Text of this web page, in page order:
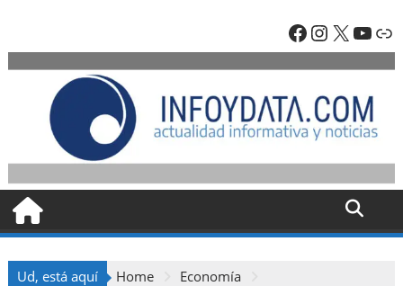
content
Facebook
X
Ud, está aquí Home
Economía